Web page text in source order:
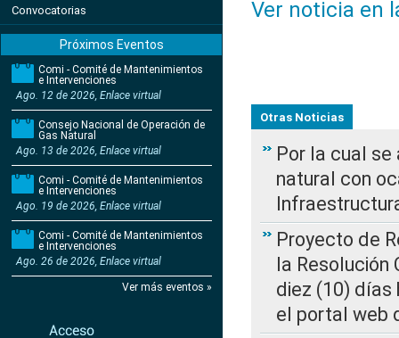
Convocatorias
Próximos Eventos
Comi - Comité de Mantenimientos
e Intervenciones
Ago. 12 de 2026, Enlace virtual
Consejo Nacional de Operación de
Gas Natural
Ago. 13 de 2026, Enlace virtual
Comi - Comité de Mantenimientos
e Intervenciones
Ago. 19 de 2026, Enlace virtual
Comi - Comité de Mantenimientos
e Intervenciones
Ago. 26 de 2026, Enlace virtual
Ver más eventos »
Ver noticia en
Otras Noticias
Por la cual
natural con
Proyecto de
la Resolución
diez (10) días
el portal web